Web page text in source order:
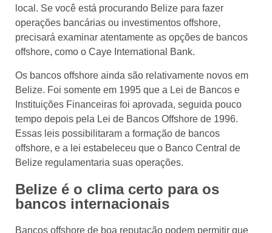
local. Se você está procurando Belize para fazer
operações bancárias ou investimentos offshore,
precisará examinar atentamente as opções de bancos
offshore, como o Caye International Bank.
Os bancos offshore ainda são relativamente novos em
Belize. Foi somente em 1995 que a Lei de Bancos e
Instituições Financeiras foi aprovada, seguida pouco
tempo depois pela Lei de Bancos Offshore de 1996.
Essas leis possibilitaram a formação de bancos
offshore, e a lei estabeleceu que o Banco Central de
Belize regulamentaria suas operações.
Belize é o clima certo para os
bancos internacionais
Bancos offshore de boa reputação podem permitir que